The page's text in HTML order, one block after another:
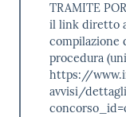
TRAMITE
il link diretto
compilazione
procedura
https://
avvisi/